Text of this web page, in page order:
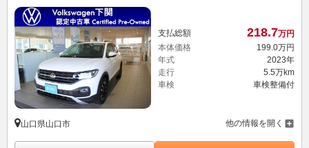
支払総額 218.7万円
本体価格
199. 0万円
年式
2023年
走行
5.5万km
車検
車検整備付
山口県山口市 他の情報を開く